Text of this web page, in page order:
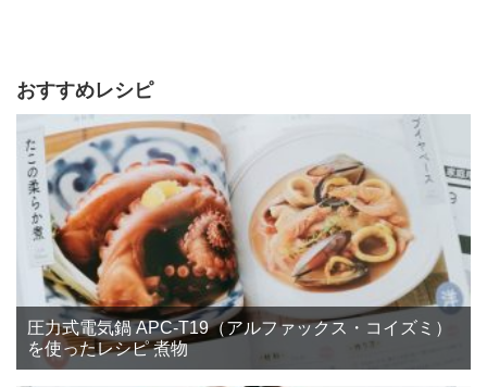
おすすめレシピ
圧力式電気鍋 APC-T19（アルファックス・コイズミ）
を使ったレシピ 煮物